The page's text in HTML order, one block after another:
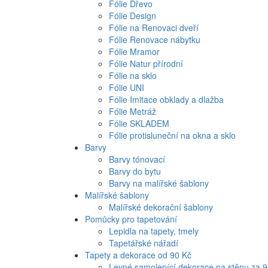
Fólie Dřevo
Fólie Design
Fólie na Renovaci dveří
Fólie Renovace nábytku
Fólie Mramor
Fólie Natur přírodní
Fólie na sklo
Fólie UNI
Fólie Imitace obklady a dlažba
Fólie Metráž
Fólie SKLADEM
Fólie protisluneční na okna a sklo
Barvy
Barvy tónovací
Barvy do bytu
Barvy na malířské šablony
Malířské šablony
Malířské dekorační šablony
Pomůcky pro tapetování
Lepidla na tapety, tmely
Tapetářské nářadí
Tapety a dekorace od 90 Kč